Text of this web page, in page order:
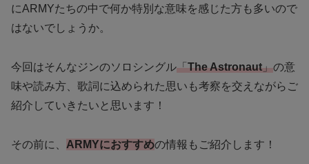
にARMYたちの中で何か特別な意味を感じた方も多いので
はないでしょうか。
今回はそんなジンのソロシングル「The Astronaut」の意
味や読み方、歌詞に込められた思いも考察を交えながらご
紹介していきたいと思います！
その前に、 ARMYにおすすめの情報もご紹介します！